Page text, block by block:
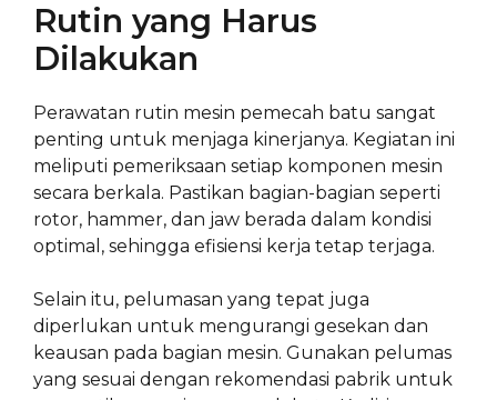
Rutin yang Harus
Dilakukan
Perawatan rutin mesin pemecah batu sangat
penting untuk menjaga kinerjanya. Kegiatan ini
meliputi pemeriksaan setiap komponen mesin
secara berkala. Pastikan bagian-bagian seperti
rotor, hammer, dan jaw berada dalam kondisi
optimal, sehingga efisiensi kerja tetap terjaga.
Selain itu, pelumasan yang tepat juga
diperlukan untuk mengurangi gesekan dan
keausan pada bagian mesin. Gunakan pelumas
yang sesuai dengan rekomendasi pabrik untuk